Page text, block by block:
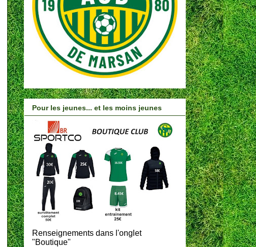
Pour les jeunes... et les moins jeunes
Renseignements dans l'onglet
"Boutique"